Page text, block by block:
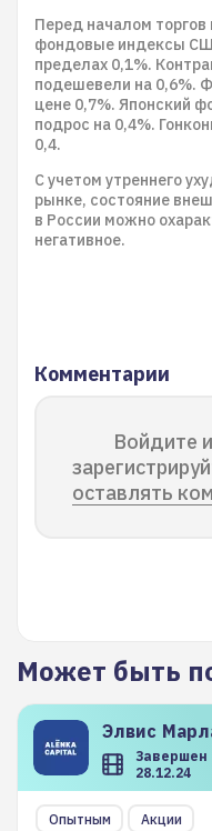
Перед началом
фондовые индексы
пределах 0,1%.
подешевели на 0,6%.
цене 0,7%. Японский
подрос на 0,4%.
0,4.
С учетом утреннего
рынке, состояние
в России можно
негативное.
Комментарии
Войдите
оставлять
Может быть
Элвис
Завершен
28.12.24
Опытным
Акции